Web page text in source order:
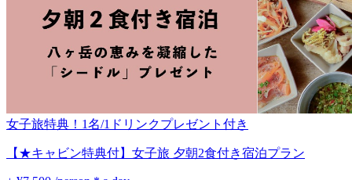
女子旅特典！1名/1ドリンクプレゼント付き
【★キャビン特典付】女子旅 夕朝2食付き宿泊プラン